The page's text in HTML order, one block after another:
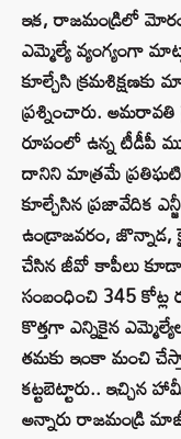
ఇక, రాజమండ్రిలో
ఎమ్మెల్యే వ్యంగ్యంగా
కూల్చేసి క్రమశిక్షణకు
ప్రశ్నించారు. అమరావతి
రూపంలో ఉన్న టీడీపీ
దానిని మాత్రమే
కూల్చేసిన ప్రజావేదిక
ఉండ్రాజవరం, జొన్నాడ,
చేసిన జీవో కాపీలు కూడా
సంబంధించి 345
కొత్తగా ఎన్నికైన
తమకు ఇంకా మంచి
కట్టబెట్టారు.. ఇచ్చిన
అన్నారు రాజమండ్రి